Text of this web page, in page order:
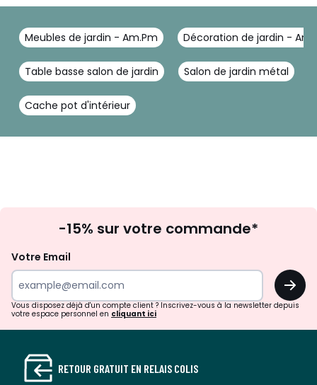
Meubles de jardin - Am.Pm Décoration de jardin -
Table basse salon de jardin Salon de jardin métal
Cache pot d'intérieur
à
newsletter
-15% sur votre commande*
Votre Email
OK
Vous disposez déjà d'un compte client ? Inscrivez-vous à la newsletter depuis
votre espace personnel en cliquant ici
RETOUR GRATUIT EN RELAIS COLIS